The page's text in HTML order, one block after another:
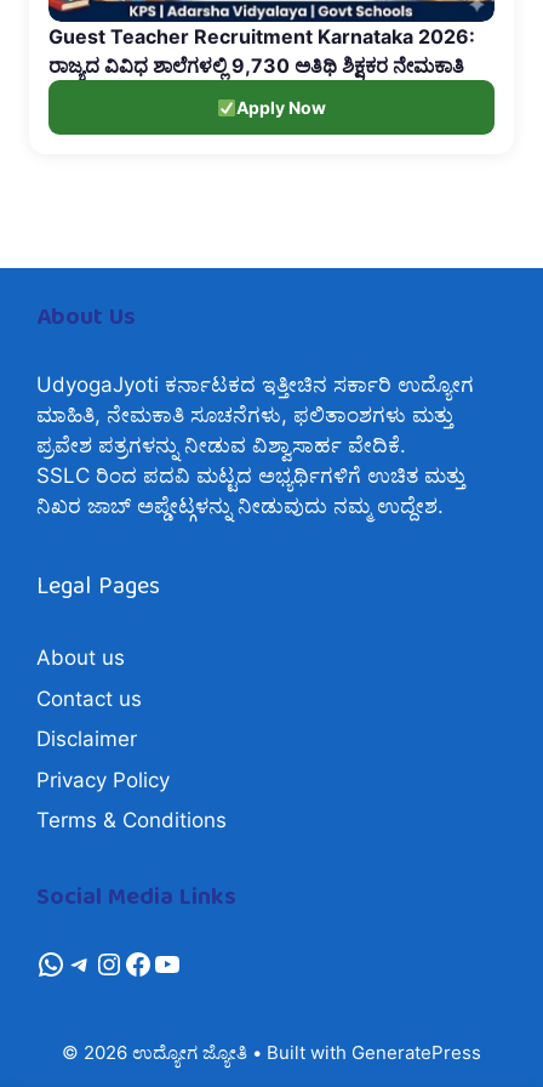
Guest Teacher Recruitment Karnataka 2026:
ರಾಜ್ಯದ ವಿವಿಧ ಶಾಲೆಗಳಲ್ಲಿ 9,730 ಅತಿಥಿ ಶಿಕ್ಷಕರ ನೇಮಕಾತಿ
Apply Now
About Us
UdyogaJyoti ಕರ್ನಾಟಕದ ಇತ್ತೀಚಿನ ಸರ್ಕಾರಿ ಉದ್ಯೋಗ
ಮಾಹಿತಿ, ನೇಮಕಾತಿ ಸೂಚನೆಗಳು, ಫಲಿತಾಂಶಗಳು ಮತ್ತು
ಪ್ರವೇಶ ಪತ್ರಗಳನ್ನು ನೀಡುವ ವಿಶ್ವಾಸಾರ್ಹ ವೇದಿಕೆ.
SSLC ರಿಂದ ಪದವಿ ಮಟ್ಟದ ಅಭ್ಯರ್ಥಿಗಳಿಗೆ ಉಚಿತ ಮತ್ತು
ನಿಖರ ಜಾಬ್ ಅಪ್ಡೇಟ್ಗಳನ್ನು ನೀಡುವುದು ನಮ್ಮ ಉದ್ದೇಶ.
Legal Pages
About us
Contact us
Disclaimer
Privacy Policy
Terms & Conditions
Social Media Links
whatsapp
Telegram
Instagram
Facebook
YouTube
© 2026 ಉದ್ಯೋಗ ಜ್ಯೋತಿ • Built with GeneratePress